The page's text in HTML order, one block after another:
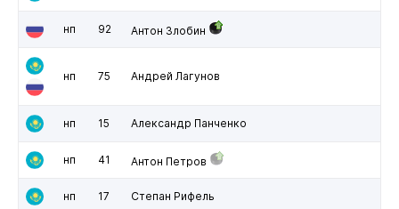
нп 92 Антон Злобин
нп 75 Андрей Лагунов
нп 15 Александр Панченко
нп 41 Антон Петров
нп 17 Степан Рифель